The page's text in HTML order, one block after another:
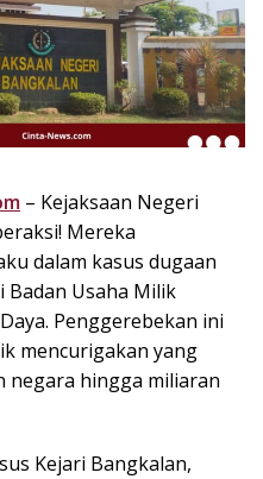
– Kejaksaan Negeri
Mereka
dalam kasus dugaan
Usaha Milik
Penggerebekan ini
mencurigakan yang
negara hingga miliaran
Kejari Bangkalan,